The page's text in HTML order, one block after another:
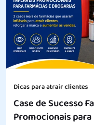
Dicas para atrair clientes
Case de Sucesso
Promocionais